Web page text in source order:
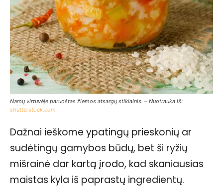
Namų virtuvėje paruoštas žiemos atsargų stiklainis. – Nuotrauka iš:
shutterstock.com
Dažnai ieškome ypatingų prieskonių ar
sudėtingų gamybos būdų, bet ši ryžių
mišrainė dar kartą įrodo, kad skaniausias
maistas kyla iš paprastų ingredientų.